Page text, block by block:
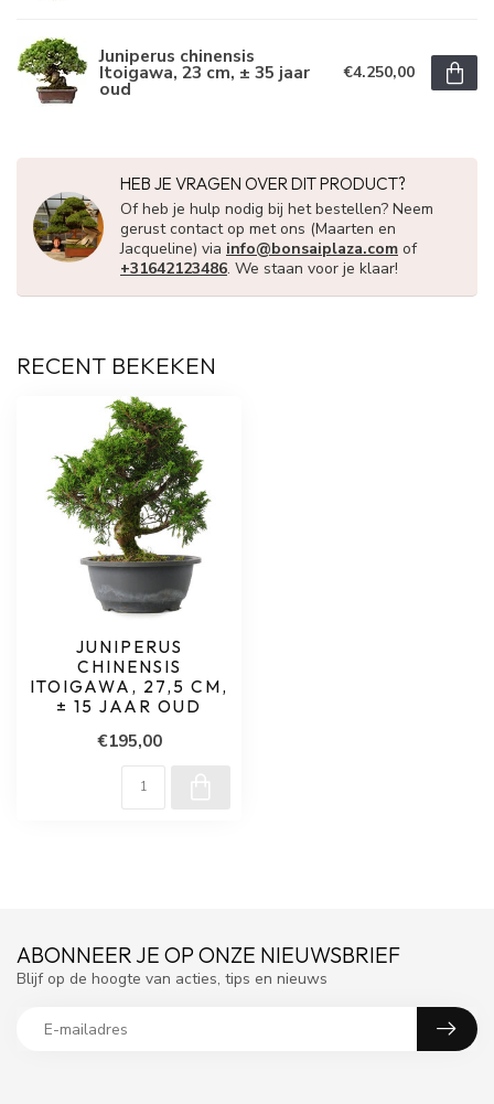
Juniperus chinensis
Itoigawa, 23 cm, ± 35 jaar
oud
€4.250,00
HEB JE VRAGEN OVER DIT PRODUCT?
Of heb je hulp nodig bij het bestellen? Neem
gerust contact op met ons (Maarten en
Jacqueline) via info@bonsaiplaza.com of
+31642123486. We staan voor je klaar!
RECENT BEKEKEN
JUNIPERUS
CHINENSIS
ITOIGAWA, 27,5 CM,
± 15 JAAR OUD
€195,00
ABONNEER JE OP ONZE NIEUWSBRIEF
Blijf op de hoogte van acties, tips en nieuws